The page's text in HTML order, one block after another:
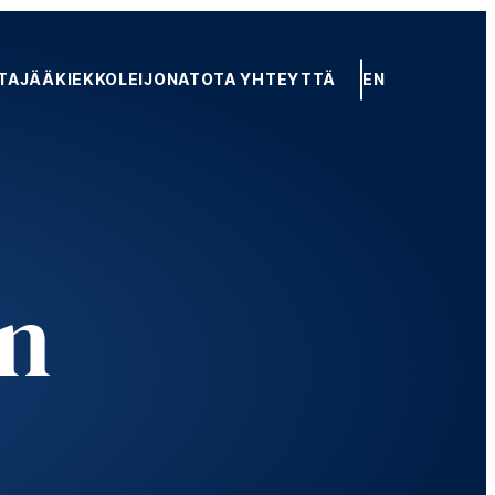
JÄÄKIEKKOLEIJONATOTA YHTEYTTÄ EN